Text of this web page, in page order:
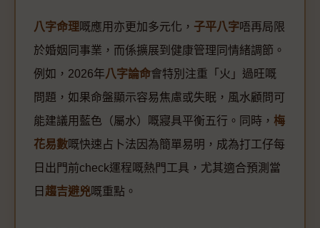
八字命理嘅應用亦更加多元化， 子平八字唔再局限
於婚姻同事業，而係擴展到健康管理同情緒調節。
例如，2026年八字論命會特別注重「火」過旺嘅
問題，如果命盤顯示容易焦慮或失眠，風水顧問可
能建議用藍色（屬水）嘅寢具平衡五行。同時， 梅
花易數嘅快速占卜法因為簡單易明，成為打工仔每
日出門前check運程嘅熱門工具，尤其適合預測當
日 趨吉避兇嘅重點。